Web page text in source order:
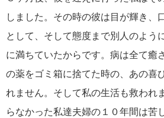
しました。その時の彼は目が輝き、
として、そして態度まで別人のよう
に満ちていたからです。病は全て癒
の薬をゴミ箱に捨てた時の、あの喜
れません。そして私の生活も救われ
らなかった私達夫婦の１０年間は苦